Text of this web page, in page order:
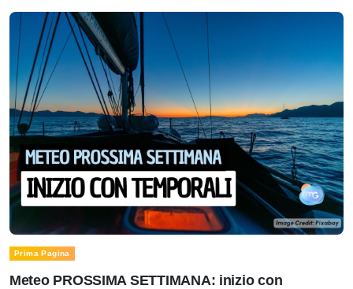
Prima Pagina
Meteo PROSSIMA SETTIMANA: inizio con